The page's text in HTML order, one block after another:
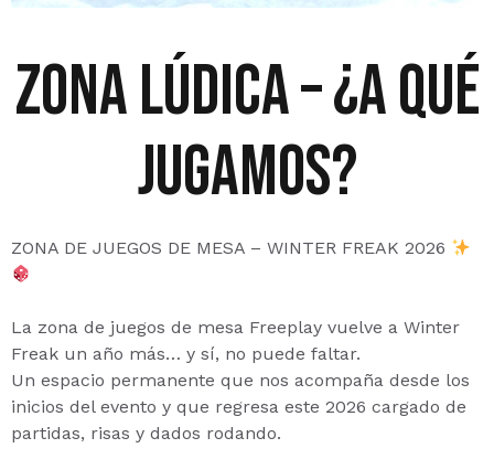
Zona lúdica – ¿a qué
jugamos?
ZONA DE JUEGOS DE MESA – WINTER FREAK 2026
La zona de juegos de mesa Freeplay vuelve a Winter
Freak un año más… y sí, no puede faltar.
Un espacio permanente que nos acompaña desde los
inicios del evento y que regresa este 2026 cargado de
partidas, risas y dados rodando.